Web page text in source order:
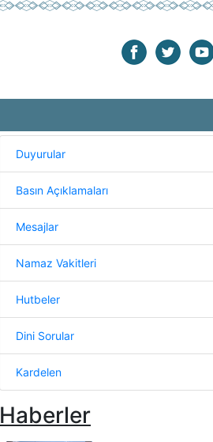
Duyurular
Basın Açıklamaları
Mesajlar
Namaz Vakitleri
Hutbeler
Dini Sorular
Kardelen
Haberler